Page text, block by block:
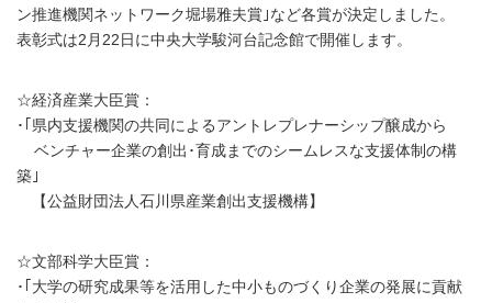
ン推進機関ネットワーク堀場雅夫賞｣など各賞が決定しました。
表彰式は2月22日に中央大学駿河台記念館で開催します。
☆経済産業大臣賞：
･｢県内支援機関の共同によるアントレプレナーシップ醸成から
ベンチャー企業の創出･育成までのシームレスな支援体制の構
築｣
【公益財団法人石川県産業創出支援機構】
☆文部科学大臣賞：
･｢大学の研究成果等を活用した中小ものづくり企業の発展に貢献